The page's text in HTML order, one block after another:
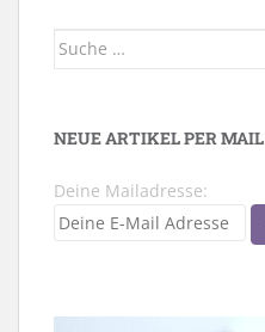
Suche
NEUE ARTIKEL PER MAIL
Deine Mailadresse: